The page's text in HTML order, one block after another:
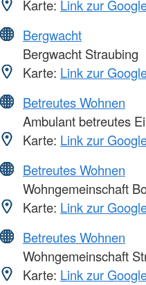
Karte: Link zur
Bergwacht
Bergwacht Straubing
Karte: Link zur
Betreutes Wohnen
Ambulant betreutes
Karte: Link zur
Betreutes Wohnen
Wohngemeinschaft
Karte: Link zur
Betreutes Wohnen
Wohngemeinschaft
Karte: Link zur